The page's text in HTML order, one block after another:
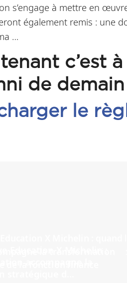
s’engage à mettre en
également remis : une
…
c’est
de demain
le